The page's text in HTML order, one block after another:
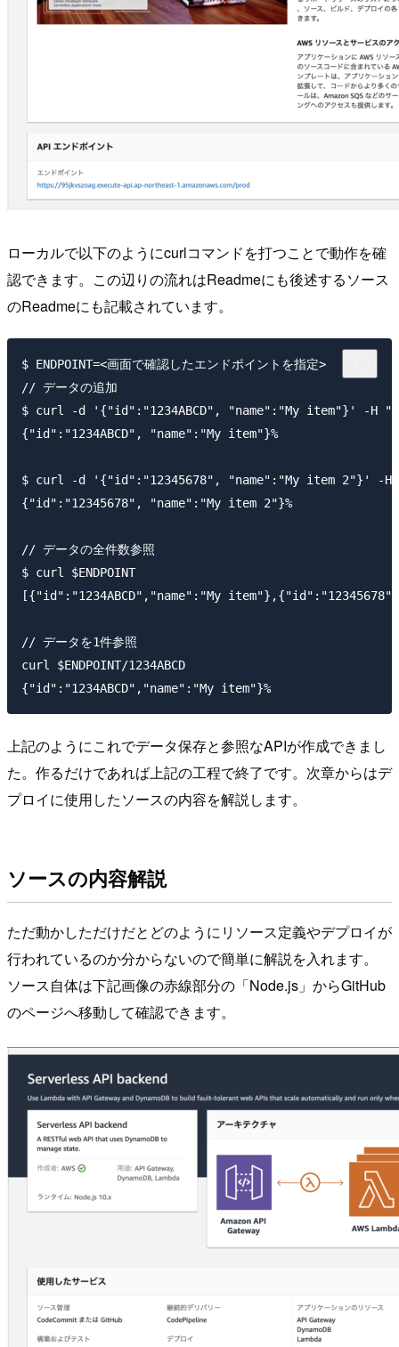
ローカルで以下のようにcurlコマンドを打つことで動作を確
認できます。この辺りの流れはReadmeにも後述するソース
のReadmeにも記載されています。
$ ENDPOINT=<画面で確認したエンドポイントを指定>
// データの追加
$ curl -d '{"id":"1234ABCD", "name":"My item"}' -H
{"id":"1234ABCD", "name":"My item"}%
$ curl -d '{"id":"12345678", "name":"My item 2"}' -H
{"id":"12345678", "name":"My item 2"}%
// データの全件数参照
$ curl $ENDPOINT
[{"id":"1234ABCD","name":"My
// データを1件参照
curl $ENDPOINT/1234ABCD
上記のようにこれでデータ保存と参照なAPIが作成できまし
た。作るだけであれば上記の工程で終了です。次章からはデ
プロイに使用したソースの内容を解説します。
ソースの内容解説
ただ動かしただけだとどのようにリソース定義やデプロイが
行われているのか分からないので簡単に解説を入れます。
ソース自体は下記画像の赤線部分の「Node.js」からGitHub
のページへ移動して確認できます。